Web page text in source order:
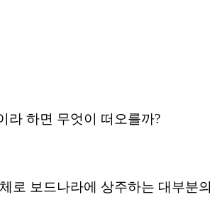
라 하면 무엇이 떠오를까?
로 보드나라에 상주하는 대부분의